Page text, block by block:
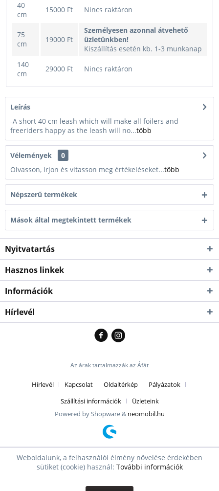
40
cm
15000 Ft Nincs raktáron
75
cm
19000 Ft
Személyesen azonnal átvehető
üzletünkben!
Kiszállítás esetén kb. 1-3 munkanap
140
cm
29000 Ft Nincs raktáron
Leírás
-A short 40 cm leash which will make all foilers and
freeriders happy as the leash will no...több
Vélemények
0
Olvasson, írjon és vitasson meg értékeléseket...több
Népszerű termékek
Mások által megtekintett termékek
Nyitvatartás
Hasznos linkek
Információk
Hírlevél
Az árak tartalmazzák az Áfát
Hírlevél Kapcsolat Oldaltérkép
Pályázatok
Szállítási információk
Üzleteink
Powered by Shopware & neomobil.hu
Weboldalunk, a felhasználói élmény növelése érdekében
sütiket (cookie) használ: További információk